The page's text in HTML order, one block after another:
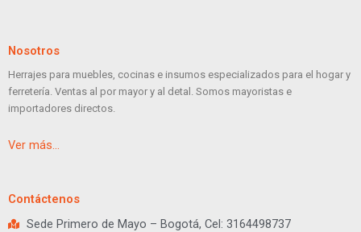
Nosotros
Herrajes para muebles, cocinas e insumos especializados para el hogar y
ferretería. Ventas al por mayor y al detal. Somos mayoristas e
importadores directos.
Ver más…
Contáctenos
Sede Primero de Mayo – Bogotá, Cel: 3164498737